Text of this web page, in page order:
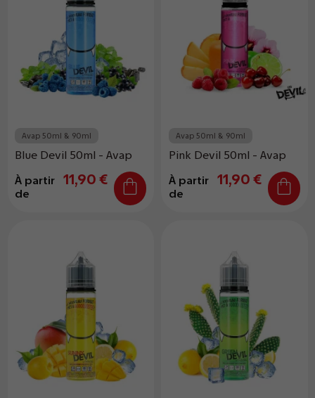
Avap 50ml & 90ml
Blue Devil 50ml - Avap
À partir
de
11,90 €
Avap 50ml & 90ml
Pink Devil 50ml - Avap
À partir
de
11,90 €